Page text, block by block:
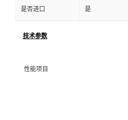
是否进口 是
技术参数
性能项目